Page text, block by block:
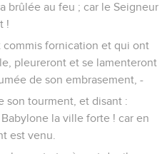
brûlée au feu ; car le Seigneur
!
commis fornication et qui ont
pleureront et se lamenteront
de son embrasement, -
son tourment, et disant :
la ville forte ! car en
est venu.